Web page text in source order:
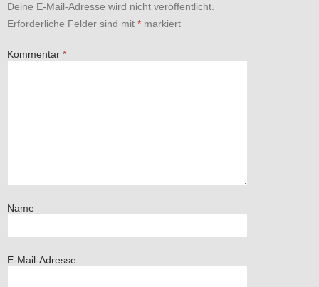
Deine E-Mail-Adresse wird nicht veröffentlicht.
Erforderliche Felder sind mit * markiert
Kommentar *
Name
E-Mail-Adresse